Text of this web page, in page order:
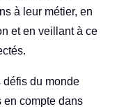
à leur métier, en
et en veillant à ce
défis du monde
en compte dans